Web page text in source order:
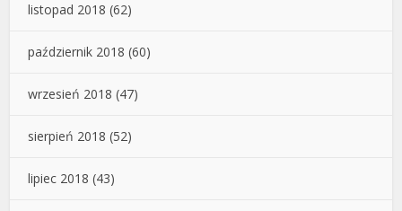
listopad 2018 (62)
październik 2018 (60)
wrzesień 2018 (47)
sierpień 2018 (52)
lipiec 2018 (43)